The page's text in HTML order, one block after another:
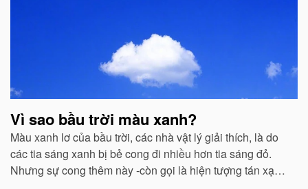
Vì sao bầu trời màu xanh?
Màu xanh lơ của bầu trời, các nhà vật lý giải thích, là do
các tia sáng xanh bị bẻ cong đi nhiều hơn tia sáng đỏ.
Nhưng sự cong thêm này -còn gọi là hiện tượng tán xạ -